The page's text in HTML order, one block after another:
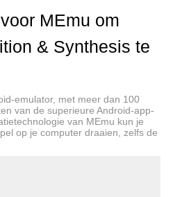
in Play Store
functionality on your
> Languages & Input
Select Speech
from Google as your
devices, Speech
from Google is already
MEmu om
& Synthesis te
emulator, met meer dan 100
van de superieure Android-app-
van MEmu kun je
op je computer draaien, zelfs de